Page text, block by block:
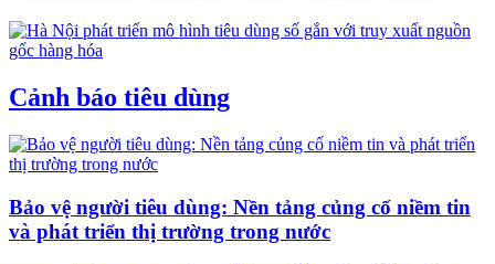
Cảnh báo tiêu dùng
Bảo vệ người tiêu dùng: Nền tảng củng cố niềm tin
và phát triển thị trường trong nước